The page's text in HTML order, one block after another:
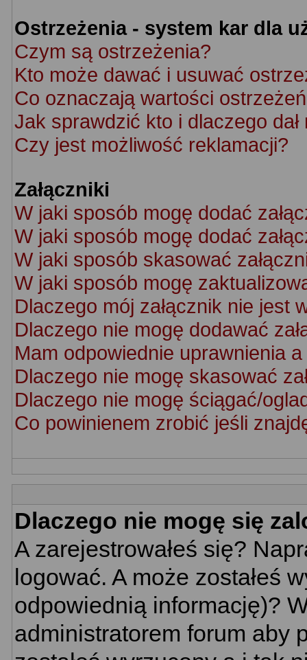
Ostrzeżenia - system kar dla
Czym są ostrzeżenia?
Kto może dawać i usuwać
Co oznaczają wartości
Jak sprawdzić kto i dlaczego
Czy jest możliwość reklamacji?
Załączniki
W jaki sposób mogę dodać
W jaki sposób mogę dodać
W jaki sposób skasować
W jaki sposób mogę
Dlaczego mój załącznik nie jest
Dlaczego nie mogę dodawać
Mam odpowiednie uprawnienia
Dlaczego nie mogę skasować
Dlaczego nie mogę ściągać/
Co powinienem zrobić jeśli
Dlaczego nie mogę się
A zarejestrowałeś się?
logować. A może zostałeś
odpowiednią informację)?
administratorem forum aby